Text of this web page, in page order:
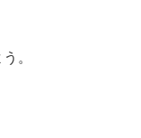
。